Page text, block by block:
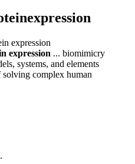
expression ... biomimicry
systems, and elements
complex human